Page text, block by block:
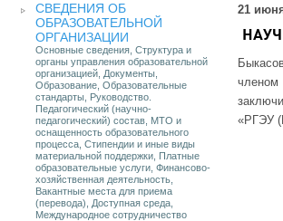
СВЕДЕНИЯ ОБ
ОБРАЗОВАТЕЛЬНОЙ
ОРГАНИЗАЦИИ
Основные сведения, Структура и
органы управления образовательной
организацией, Документы,
Образование, Образовательные
стандарты, Руководство.
Педагогический (научно-
педагогический) состав, МТО и
оснащенность образовательного
процесса, Стипендии и иные виды
материальной поддержки, Платные
образовательные услуги, Финансово-
хозяйственная деятельность,
Вакантные места для приема
(перевода), Доступная среда,
Международное сотрудничество
21
членом
«РГЭУ